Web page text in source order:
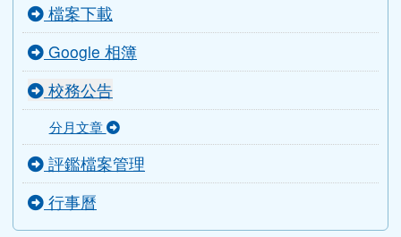
檔案下載
Google 相簿
校務公告
分月文章
評鑑檔案管理
行事曆